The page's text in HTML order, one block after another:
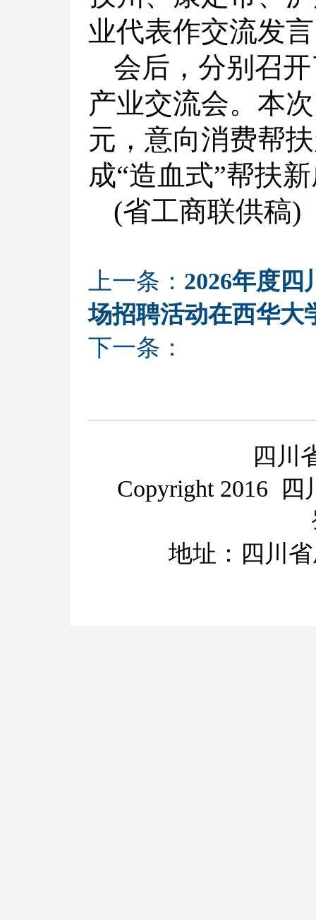
业代表作交流发
会后，分别召
产业交流会。本
元，意向消费帮
成“造血式”帮扶
(省工商联供稿)
上一条： 2026年度
场招聘活动在西华大
下一条：
四川
Copyright 2016 四
地址：四川省